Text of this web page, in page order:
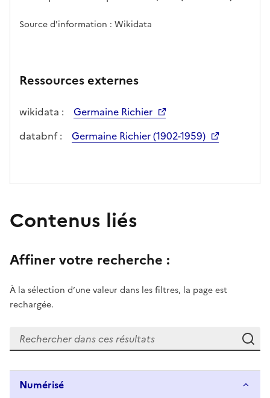
Source d'information : Wikidata
Ressources externes
wikidata :
Germaine Richier
databnf :
Germaine Richier (1902-1959)
Contenus liés
Affiner votre recherche :
À la sélection d’une valeur dans les filtres, la page est
rechargée.
Numérisé